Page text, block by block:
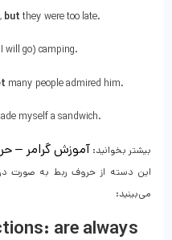
but they were too late.
will go) camping.
many people admired him.
myself a sandwich.
بیشتر بخوانید: آموزش گرامر –
این دسته از حروف ربط به صورت
می‌بینید:
are always